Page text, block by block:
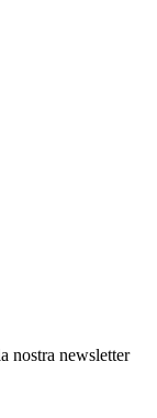
nostra newsletter